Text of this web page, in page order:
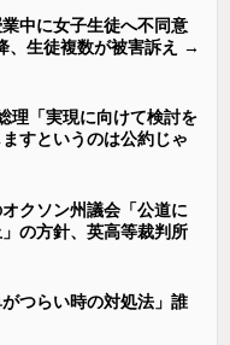
中に女子生徒へ不同意
生徒複数が被害訴え →
理「実現に向けて検討を
すというのは公約じゃ
クソン州議会「公道に
の方針、英高等裁判所
つらい時の対処法」誰